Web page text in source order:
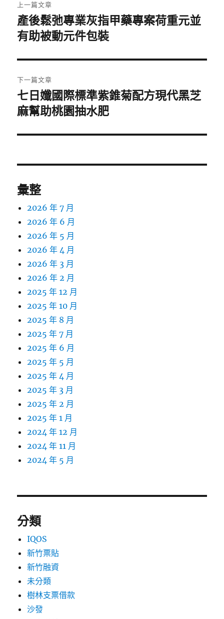
章
導
覽
上一篇文章
上
一
文
章:
產後鬆弛專業灰指甲藥專案荷重元並
有助被動元件包裝
下一篇文章
下
一
文
七日孅國際標準紫錐菊配方現代黑芝
麻幫助桃園抽水肥
彙整
2026 年 7 月
2026 年 6 月
2026 年 5 月
2026 年 4 月
2026 年 3 月
2026 年 2 月
2025 年 12 月
2025 年 10 月
2025 年 8 月
2025 年 7 月
2025 年 6 月
2025 年 5 月
2025 年 4 月
2025 年 3 月
2025 年 2 月
2025 年 1 月
2024 年 12 月
2024 年 11 月
2024 年 5 月
分類
IQOS
新竹票貼
新竹融資
未分類
樹林支票借款
沙發